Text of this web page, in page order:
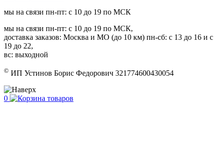
мы на связи пн-пт: с 10 до 19 по МСК
мы на связи пн-пт: с 10 до 19 по МСК,
доставка заказов: Москва и МО (до 10 км) пн-сб: с 13 до 16 и с
19 до 22,
вс: выходной
© ИП Устинов Борис Федорович 321774600430054
0